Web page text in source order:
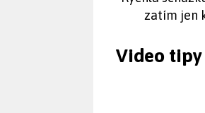
zatím jen
Video